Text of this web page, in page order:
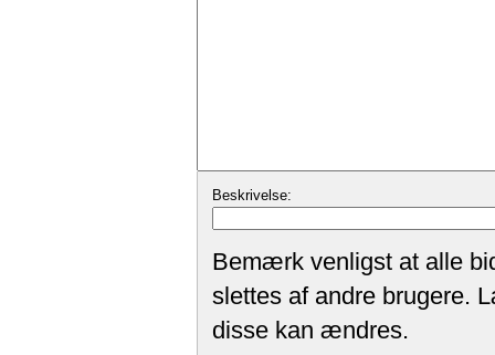
Beskrivelse:
Bemærk venligst at alle
slettes af andre brugere.
disse kan ændres.